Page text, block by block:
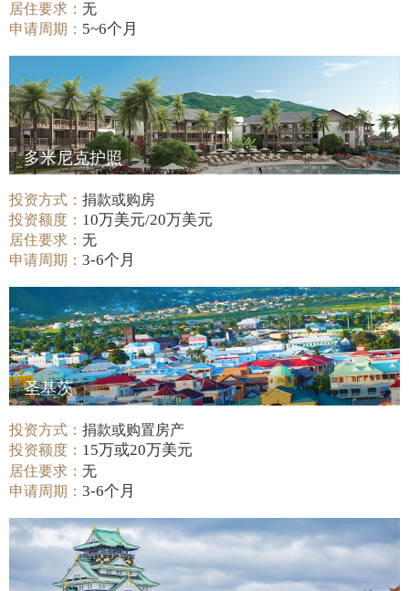
居住要求：无
申请周期： 5~6个月
多米尼克护照
投资方式：捐款或购房
投资额度： 10万美元/20万美元
居住要求：无
申请周期：3-6个月
圣基茨
投资方式：捐款或购置房产
投资额度： 15万或20万美元
居住要求：无
申请周期：3-6个月